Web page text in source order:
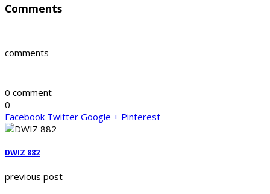
Comments
comments
0 comment
0
Facebook Twitter Google + Pinterest
DWIZ 882
previous post